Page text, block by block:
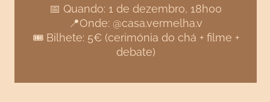
📅 Quando: 1 de dezembro, 18h00
📍Onde: @casa.vermelha.v
🎟 Bilhete: 5€ (cerimónia do chá + filme +
debate)